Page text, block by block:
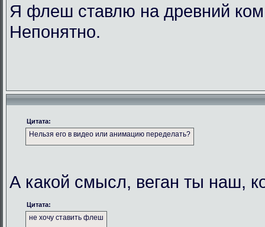
Я флеш ставлю на древний
Непонятно.
Цитата:
Нельзя его в видео или анимацию переделать?
А какой смысл, веган ты наш,
Цитата:
не хочу ставить флеш